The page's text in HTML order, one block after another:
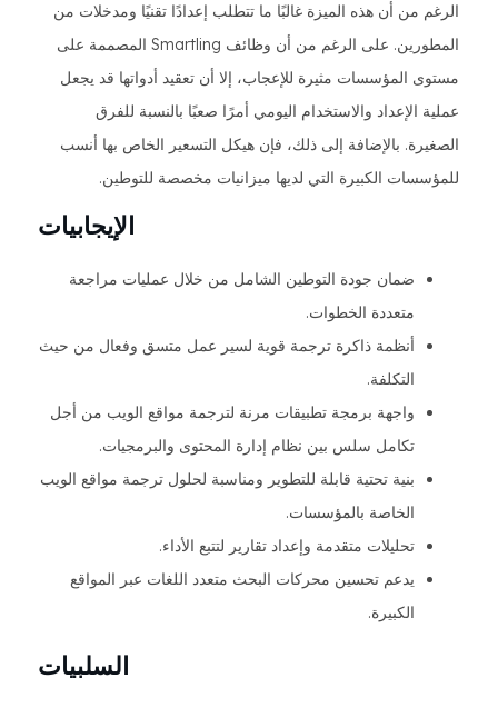
الرغم من أن هذه الميزة غالبًا ما تتطلب إعدادًا تقنيًا ومدخلات من
المطورين. على الرغم من أن وظائف Smartling المصممة على
مستوى المؤسسات مثيرة للإعجاب، إلا أن تعقيد أدواتها قد يجعل
عملية الإعداد والاستخدام اليومي أمرًا صعبًا بالنسبة للفرق
الصغيرة. بالإضافة إلى ذلك، فإن هيكل التسعير الخاص بها أنسب
للمؤسسات الكبيرة التي لديها ميزانيات مخصصة للتوطين.
الإيجابيات
ضمان جودة التوطين الشامل من خلال عمليات مراجعة
متعددة الخطوات.
أنظمة ذاكرة ترجمة قوية لسير عمل متسق وفعال من حيث
التكلفة.
واجهة برمجة تطبيقات مرنة لترجمة مواقع الويب من أجل
تكامل سلس بين نظام إدارة المحتوى والبرمجيات.
بنية تحتية قابلة للتطوير ومناسبة لحلول ترجمة مواقع الويب
الخاصة بالمؤسسات.
تحليلات متقدمة وإعداد تقارير لتتبع الأداء.
يدعم تحسين محركات البحث متعدد اللغات عبر المواقع
الكبيرة.
السلبيات